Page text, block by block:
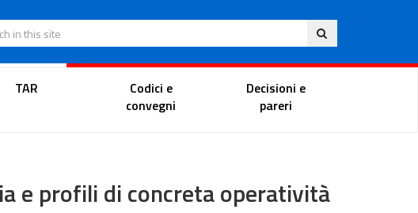
Eng
in this site
Magistrate Portal
TAR
Codici e
convegni
Decisioni e
pareri
e profili di concreta operatività